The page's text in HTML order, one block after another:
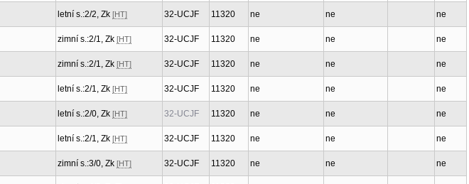
letní s.:2/2, Zk [HT] 32-UCJF 11320 ne ne ne
zimní s.:2/1, Zk [HT] 32-UCJF 11320 ne ne ne
zimní s.:2/1, Zk [HT] 32-UCJF 11320 ne ne ne
letní s.:2/1, Zk [HT] 32-UCJF 11320 ne ne ne
letní s.:2/0, Zk [HT] 32-UCJF 11320 ne ne ne
letní s.:2/1, Zk [HT] 32-UCJF 11320 ne ne ne
zimní s.:3/0, Zk [HT] 32-UCJF 11320 ne ne ne